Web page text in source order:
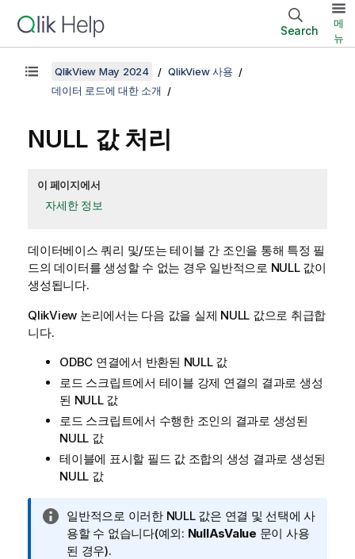
Search
메
뉴
QlikView May 2024
QlikView 사용
데이터 로드에 대한 소개
NULL 값 처리
이 페이지에서
자세한 정보
데이터베이스 쿼리 및/또는 테이블 간 조인을 통해 특정 필
드의 데이터를 생성할 수 없는 경우 일반적으로 NULL값이
생성됩니다.
QlikView 논리에서는 다음 값을 실제 NULL 값으로 취급합
니다.
ODBC 연결에서 반환된 NULL값
로드 스크립트에서 테이블 강제 연결의 결과로 생성
된 NULL값
로드 스크립트에서 수행한 조인의 결과로 생성된
NULL 값
테이블에 표시할 필드 값 조합의 생성 결과로 생성된
NULL 값
정
보
메
일반적으로 이러한 NULL값은 연결 및 선택에 사
용할 수 없습니다(예외: NullAsValue 문이 사용
된 경우).